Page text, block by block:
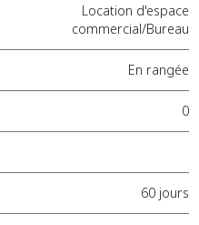
Location d'espace
commercial/Bureau
En rangée
0
60 jours